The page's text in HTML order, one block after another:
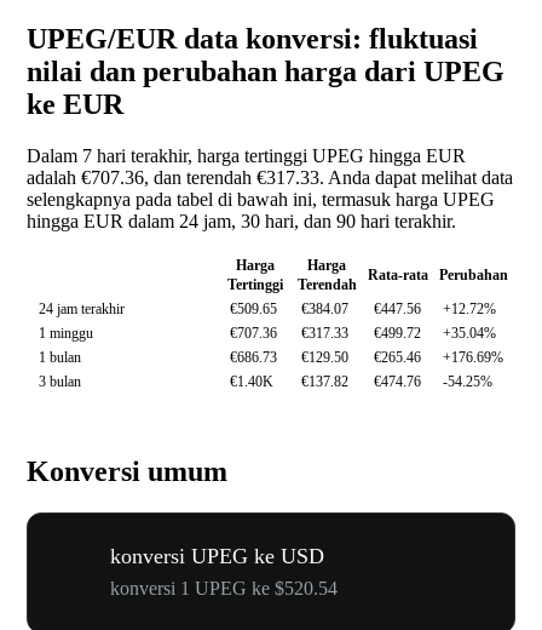
UPEG/EUR data konversi: fluktuasi
nilai dan perubahan harga dari UPEG
ke EUR
Dalam 7 hari terakhir, harga tertinggi UPEG hingga EUR
adalah €707.36, dan terendah €317.33. Anda dapat melihat data
selengkapnya pada tabel di bawah ini, termasuk harga UPEG
hingga EUR dalam 24 jam, 30 hari, dan 90 hari terakhir.
Harga
Tertinggi
Harga
Terendah
Rata-rata
Perubahan
24 jam terakhir
€509.65 €384.07 €447.56
+12.72%
1 minggu
€707.36 €317.33 €499.72
+35.04%
1 bulan
€686.73 €129.50 €265.46
+176.69%
3 bulan
€1.40K €137.82 €474.76 -54.25%
Konversi umum
konversi UPEG ke USD
konversi 1 UPEG ke $520.54